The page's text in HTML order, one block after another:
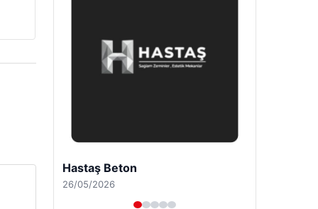
Prenses Night Club
29/04/2026